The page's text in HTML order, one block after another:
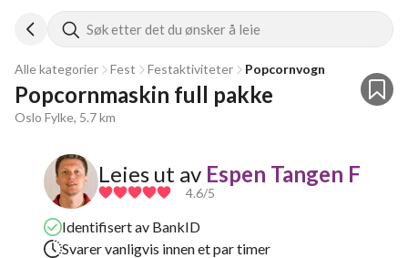
Søk etter det du ønsker å leie
Alle kategorier Fest Festaktiviteter Popcornvogn
Popcornmaskin full pakke
Oslo Fylke, 5.7 km
Leies ut av Espen Tangen F
4.6/5
Identifisert av BankID
Svarer vanligvis innen et par timer